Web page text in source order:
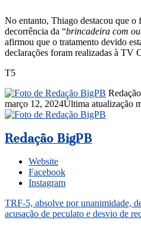
No entanto, Thiago destacou que o
decorrência da “brincadeira com
afirmou que o tratamento devido
declarações foram realizadas à TV
T5
março 12, 2024Última atualização
Redação BigPB
Website
Facebook
Instagram
TRF-5, absolve por unanimidade,
acusação de peculato e desvio de